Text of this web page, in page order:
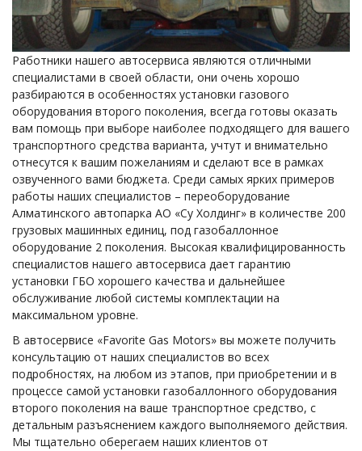
Работники нашего автосервиса являются отличными
специалистами в своей области, они очень хорошо
разбираются в особенностях установки газового
оборудования второго поколения, всегда готовы оказать
вам помощь при выборе наиболее подходящего для вашего
транспортного средства варианта, учтут и внимательно
отнесутся к вашим пожеланиям и сделают все в рамках
озвученного вами бюджета. Среди самых ярких примеров
работы наших специалистов – переоборудование
Алматинского автопарка АО «Су Холдинг» в количестве 200
грузовых машинных единиц, под газобаллонное
оборудование 2 поколения. Высокая квалифицированность
специалистов нашего автосервиса дает гарантию
установки ГБО хорошего качества и дальнейшее
обслуживание любой системы комплектации на
максимальном уровне.
В автосервисе «Favorite Gas Motors» вы можете получить
консультацию от наших специалистов во всех
подробностях, на любом из этапов, при приобретении и в
процессе самой установки газобаллонного оборудования
второго поколения на ваше транспортное средство, с
детальным разъяснением каждого выполняемого действия.
Мы тщательно оберегаем наших клиентов от